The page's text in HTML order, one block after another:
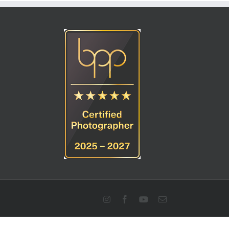
InstagramFacebookYouTube
E-